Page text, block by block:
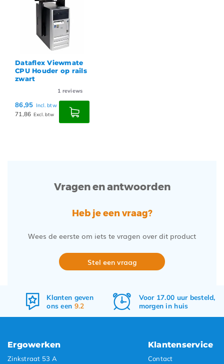
Dataflex Viewmate
CPU Houder op rails
zwart
1 reviews
86,95 Incl. btw
71,86 Excl. btw
Vragen en antwoorden
Heb je een vraag?
Wees de eerste om iets te vragen over dit product
Stel een vraag
Voor 17.00 uur besteld,
morgen in huis
Gratisverzenden
&retourneren
Ergowerken
Zinkstraat 53 A
Klantenservice
Contact